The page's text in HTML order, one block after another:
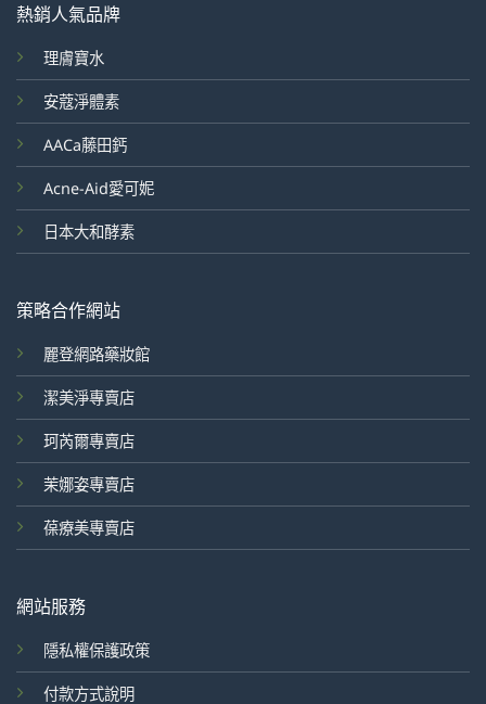
熱銷人氣品牌
理膚寶水
安蔻淨體素
AACa藤田鈣
Acne-Aid愛可妮
日本大和酵素
策略合作網站
麗登網路藥妝館
潔美淨專賣店
珂芮爾專賣店
茉娜姿專賣店
葆療美專賣店
網站服務
隱私權保護政策
付款方式說明